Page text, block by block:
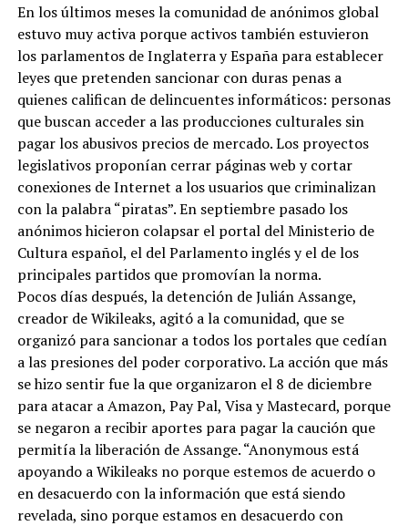
En los últimos meses la comunidad de anónimos global
estuvo muy activa porque activos también estuvieron
los parlamentos de Inglaterra y España para establecer
leyes que pretenden sancionar con duras penas a
quienes califican de delincuentes informáticos: personas
que buscan acceder a las producciones culturales sin
pagar los abusivos precios de mercado. Los proyectos
legislativos proponían cerrar páginas web y cortar
conexiones de Internet a los usuarios que criminalizan
con la palabra “piratas”. En septiembre pasado los
anónimos hicieron colapsar el portal del Ministerio de
Cultura español, el del Parlamento inglés y el de los
principales partidos que promovían la norma.
Pocos días después, la detención de Julián Assange,
creador de Wikileaks, agitó a la comunidad, que se
organizó para sancionar a todos los portales que cedían
a las presiones del poder corporativo. La acción que más
se hizo sentir fue la que organizaron el 8 de diciembre
para atacar a Amazon, Pay Pal, Visa y Mastecard, porque
se negaron a recibir aportes para pagar la caución que
permitía la liberación de Assange. “Anonymous está
apoyando a Wikileaks no porque estemos de acuerdo o
en desacuerdo con la información que está siendo
revelada, sino porque estamos en desacuerdo con